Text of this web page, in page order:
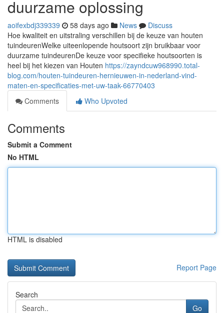
duurzame oplossing
aoifexbdj339339 58 days ago News
Discuss
Hoe kwaliteit en uitstraling verschillen bij de keuze van houten
tuindeurenWelke uiteenlopende houtsoort zijn bruikbaar voor
duurzame tuindeurenDe keuze voor specifieke houtsoorten is
heel bij het kiezen van Houten https://zayndcuw968990.total-
blog.com/houten-tuindeuren-hernieuwen-in-nederland-vind-
maten-en-specificaties-met-uw-taak-66770403
Comments
Who Upvoted
Comments
Submit a Comment
No HTML
HTML is disabled
Report Page
Search
Go